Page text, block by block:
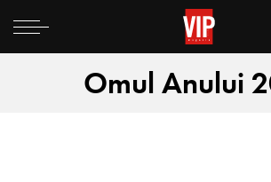
Omul Anului